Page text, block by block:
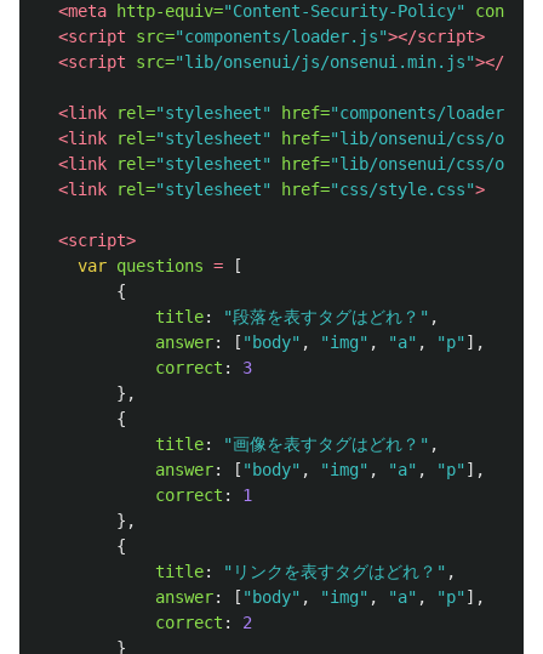
<meta
http-equiv="Content-Security-Policy"
<script src="components/loader.js"></script>
<script src="lib/onsenui/js/onsenui.min.js"></
<link rel="stylesheet" href="components/
<link
rel="stylesheet" href="lib/onsenui/css/
<link
rel="stylesheet" href="lib/onsenui/css/
<link
rel="stylesheet" href="css/style.css">
<script>
var questions =
[
{
title: "段落を表すタグはどれ？ " ,
answer: [ " body" , "img" , "a" , "p" ],
correct :
3
},
{
title: "画像を表すタグはどれ？ " ,
answer: [ " body" , "img" , "a" , "p" ],
correct :
1
},
{
title: " リンクを表すタグはどれ？ " ,
answer: [ " body" , "img" , "a" , "p" ],
correct :
2
}